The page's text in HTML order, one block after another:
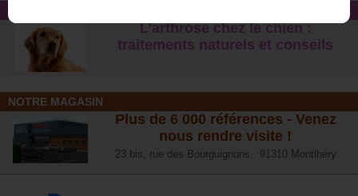
L’arthrose chez le chien :
traitements naturels et conseil s
NOTRE MAGASIN
Plus de 6 000 références - Venez
nous rendre visite !
23 bis, rue des Bourguignons, 91310 Montlhéry